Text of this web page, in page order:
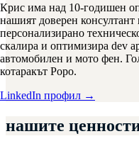
Крис има над 10-годишен
нашият доверен
персонализирано
скалира и оптимизира dev
автомобилен и мото фен.
котаракът Роро.
LinkedIn профил →
нашите